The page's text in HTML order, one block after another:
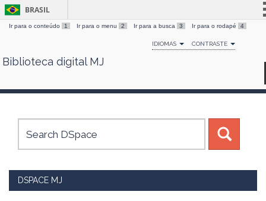
Skip
BRASIL
Simplifique!
Comunica BR
Canais
Ir para o conteúdo 1 Ir para o menu 2 Ir para a busca 3 Ir para o rodapé 4
IDIOMAS CONTRASTE
Biblioteca digital MJ
DSPACE MJ